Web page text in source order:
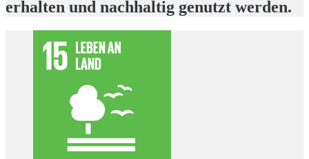
erhalten und nachhaltig genutzt werden.